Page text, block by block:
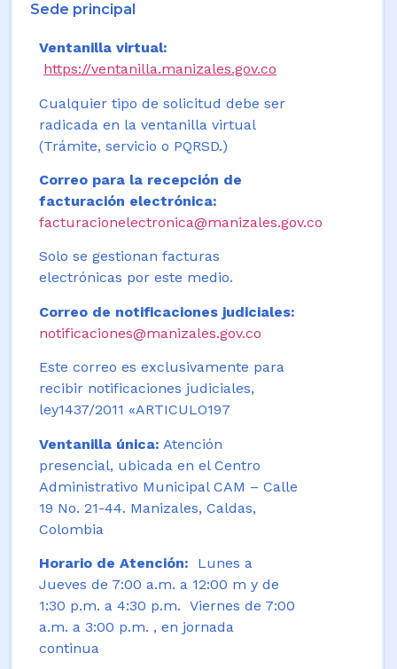
Sede principal
Ventanilla virtual:
https://ventanilla.manizales.gov.co
Cualquier tipo de solicitud debe ser
radicada en la ventanilla virtual
(Trámite, servicio o PQRSD.)
Correo para la recepción de
facturación electrónica:
facturacionelectronica@manizales.gov.co
Solo se gestionan facturas
electrónicas por este medio.
Correo de notificaciones judiciales:
notificaciones@manizales.gov.co
Este correo es exclusivamente para
recibir notificaciones judiciales,
ley1437/2011 «ARTICULO197
Ventanilla única: Atención
presencial, ubicada en el Centro
Administrativo Municipal CAM – Calle
19 No. 21-44. Manizales, Caldas,
Colombia
Horario de Atención:
Lunes a
Jueves de 7:00 a.m. a 12:00 m y de
1:30 p.m. a 4:30 p.m. Viernes de 7:00
a.m. a 3:00 p.m. , en jornada
continua